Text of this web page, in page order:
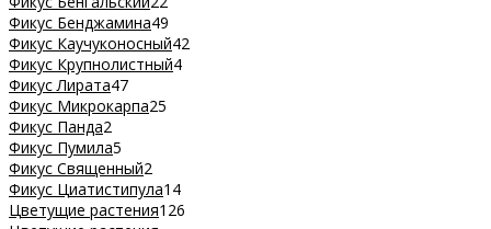
Фикус Бенджамина49
Фикус Каучуконосный42
Фикус Крупнолистный4
Фикус Лирата47
Фикус Микрокарпа25
Фикус Панда2
Фикус Пумила5
Фикус Священный2
Фикус Циатистипула14
Цветущие растения126